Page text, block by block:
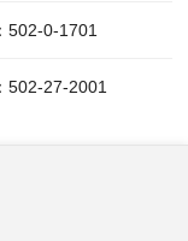
502-0-1701
502-27-2001